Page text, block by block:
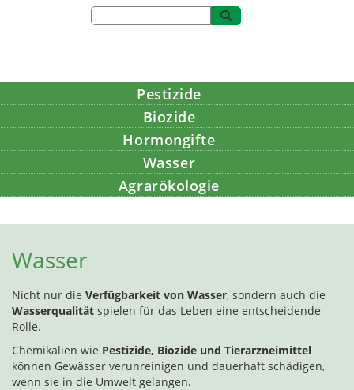
Pestizide
Biozide
Hormongifte
Wasser
Agrarökologie
Wasser
Nicht nur die Verfügbarkeit von Wasser, sondern auch die
Wasserqualität spielen für das Leben eine entscheidende
Rolle.
Chemikalien wie Pestizide, Biozide und Tierarzneimittel
können Gewässer verunreinigen und dauerhaft schädigen,
wenn sie in die Umwelt gelangen.